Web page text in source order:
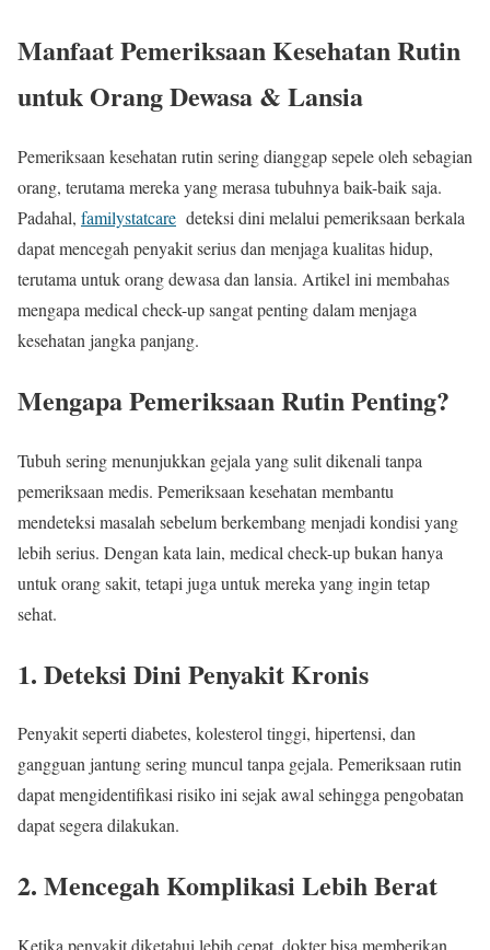
Manfaat Pemeriksaan Kesehatan Rutin
untuk Orang Dewasa & Lansia
Pemeriksaan kesehatan rutin sering dianggap sepele oleh sebagian
orang, terutama mereka yang merasa tubuhnya baik-baik saja.
Padahal, familystatcare deteksi dini melalui pemeriksaan berkala
dapat mencegah penyakit serius dan menjaga kualitas hidup,
terutama untuk orang dewasa dan lansia. Artikel ini membahas
mengapa medical check-up sangat penting dalam menjaga
kesehatan jangka panjang.
Mengapa Pemeriksaan Rutin Penting?
Tubuh sering menunjukkan gejala yang sulit dikenali tanpa
pemeriksaan medis. Pemeriksaan kesehatan membantu
mendeteksi masalah sebelum berkembang menjadi kondisi yang
lebih serius. Dengan kata lain, medical check-up bukan hanya
untuk orang sakit, tetapi juga untuk mereka yang ingin tetap
sehat.
1. Deteksi Dini Penyakit Kronis
Penyakit seperti diabetes, kolesterol tinggi, hipertensi, dan
gangguan jantung sering muncul tanpa gejala. Pemeriksaan rutin
dapat mengidentifikasi risiko ini sejak awal sehingga pengobatan
dapat segera dilakukan.
2. Mencegah Komplikasi Lebih Berat
Ketika penyakit diketahui lebih cepat, dokter bisa memberikan